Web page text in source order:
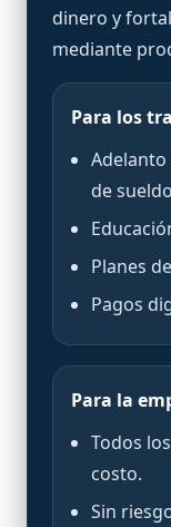
dinero y
mediante
Para los
Adelanto
de
Planes
Pagos
Para la
Todos
costo.
Sin